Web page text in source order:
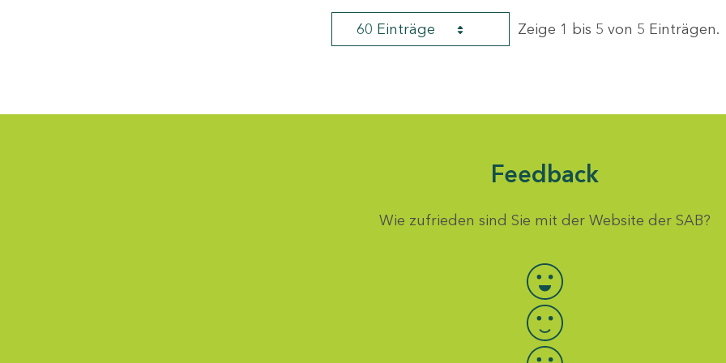
60 Einträge Zeige 1 bis 5 von 5 Einträgen.
Feedback
Wie zufrieden sind Sie mit der Website der SAB?
Bewertung auswählen